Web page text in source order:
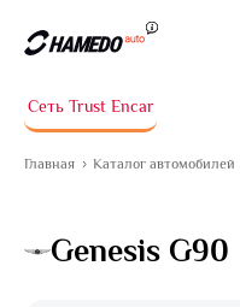
Сеть Trust Encar
Главная Каталог автомобилей
Genesis G90